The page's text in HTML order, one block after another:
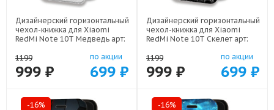
Дизайнерский горизонтальный
чехол-книжка для Xiaomi
RedMi Note 10T Медведь арт:
1199
999 ₽
по акции
699 ₽
Дизайнерский горизонтальный
чехол-книжка для Xiaomi
RedMi Note 10T Скелет арт:
1199
999 ₽
по акции
699 ₽
-16% -16%